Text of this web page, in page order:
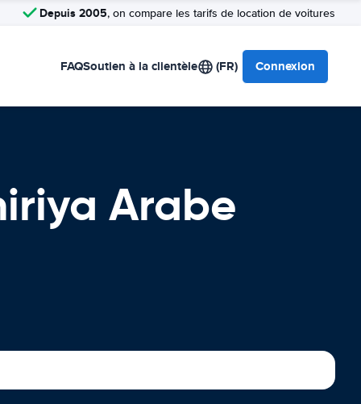
Depuis 2005, on compare les tarifs de location de voitures
FAQSoutien à la clientèle (FR) Connexion
Arabe